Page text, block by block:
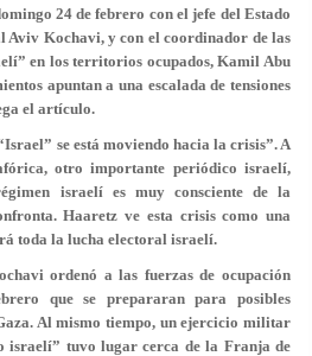
24 de febrero con el jefe del Estado
Kochavi, y con el coordinador de las
en los territorios ocupados, Kamil Abu
apuntan a una escalada de tensiones
el artículo.
se está moviendo hacia la crisis”. A
otro importante periódico israelí,
israelí es muy consciente de la
Haaretz ve esta crisis como una
toda la lucha electoral israelí.
ordenó a las fuerzas de ocupación
que se prepararan para posibles
Al mismo tiempo, un ejercicio militar
israelí” tuvo lugar cerca de la Franja de